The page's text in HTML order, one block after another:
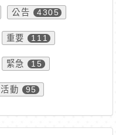
公告 4305
重要 111
緊急 15
活動 95